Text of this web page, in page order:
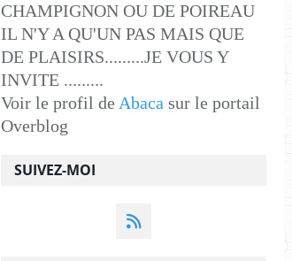
SUIVEZ-MOI
CHAMPIGNON OU DE POIREAU
IL N'Y A QU'UN PAS MAIS QUE
DE PLAISIRS.........JE VOUS Y
INVITE .........
Voir le profil de Abaca sur le portail
Overblog